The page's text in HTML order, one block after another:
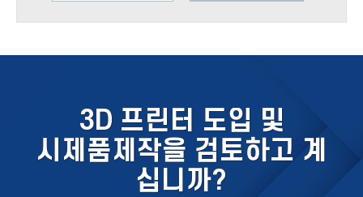
3D 프린터 도입 및
시제품제작을 검토하고 계
십니까?